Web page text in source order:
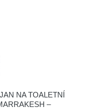
NA TOALETNÍ
–